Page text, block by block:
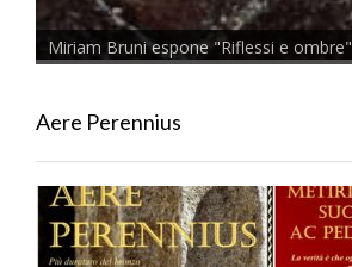
Miriam Bruni espone "Riflessi e ombre"
Aere Perennius